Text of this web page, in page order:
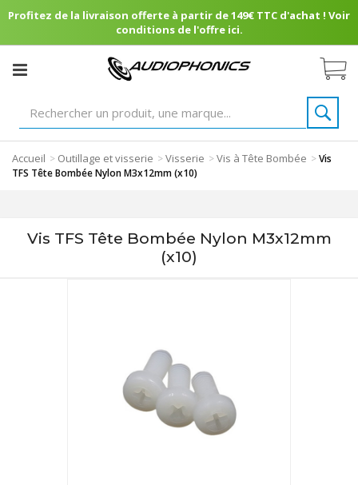
Profitez de la livraison offerte à partir de 149€ TTC d'achat ! Voir
conditions de l'offre ici.
Accueil > Outillage et visserie >Visserie >Vis à Tête Bombée >Vis
TFS Tête Bombée Nylon M3x12mm (x10)
Vis TFS Tête Bombée Nylon M3x12mm
(x10)